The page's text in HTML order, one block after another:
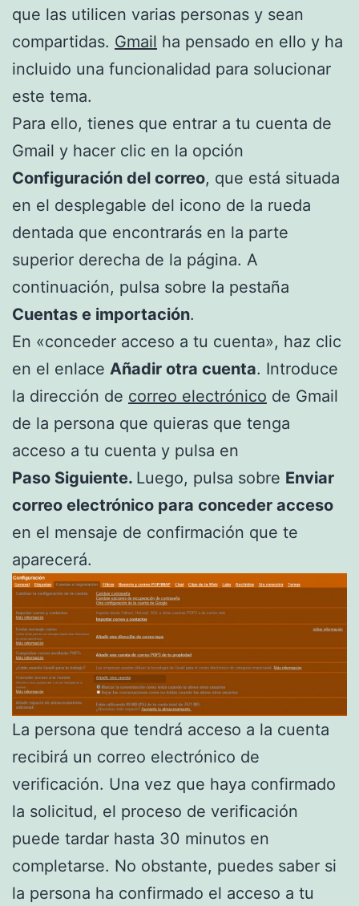
que las utilicen varias personas y sean
compartidas. Gmail ha pensado en ello y ha
incluido una funcionalidad para solucionar
este tema.
Para ello, tienes que entrar a tu cuenta de
Gmail y hacer clic en la opción
Configuración del correo, que está situada
en el desplegable del icono de la rueda
dentada que encontrarás en la parte
superior derecha de la página. A
continuación, pulsa sobre la pestaña
Cuentas e importación.
En «conceder acceso a tu cuenta», haz clic
en el enlace Añadir otra cuenta. Introduce
la dirección de correo electrónico de Gmail
de la persona que quieras que tenga
acceso a tu cuenta y pulsa en
Paso Siguiente. Luego, pulsa sobre Enviar
correo electrónico para conceder acceso
en el mensaje de confirmación que te
aparecerá.
La persona que tendrá acceso a la cuenta
recibirá un correo electrónico de
verificación. Una vez que haya confirmado
la solicitud, el proceso de verificación
puede tardar hasta 30 minutos en
completarse. No obstante, puedes saber si
la persona ha confirmado el acceso a tu